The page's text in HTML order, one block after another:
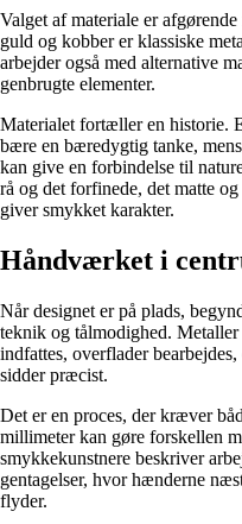
Valget af materiale er
guld og kobber er klassiske
arbejder også med alternative
genbrugte elementer.
Materialet fortæller en historie.
bære en bæredygtig tanke,
kan give en forbindelse til
rå og det forfinede, det matte
giver smykket karakter.
Håndværket i
Når designet er på plads,
teknik og tålmodighed. Metaller
indfattes, overflader
sidder præcist.
Det er en proces, der kræver
millimeter kan gøre forskellen
smykkekunstnere beskriver
gentagelser, hvor hænderne
flyder.